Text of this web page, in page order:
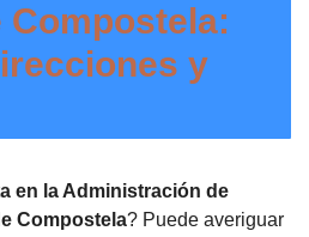
Compostela:
y
en la Administración de
Compostela? Puede averiguar